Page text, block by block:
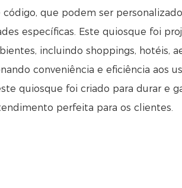
código, que podem ser
específicas. Este quiosque foi
incluindo shoppings, hotéis,
conveniência e eficiência aos
quiosque foi criado para durar e
perfeita para os clientes.